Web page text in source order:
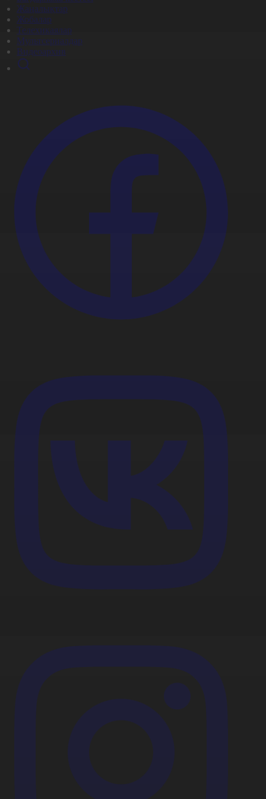
Жаңалықтар
Жобалар
Телехикаялар
Мультсериалдар
Видеоархив